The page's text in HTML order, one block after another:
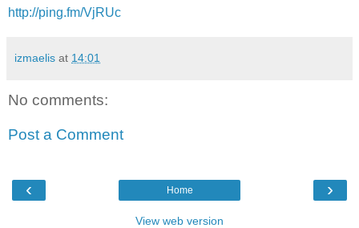
http://ping.fm/VjRUc
izmaelis at 14:01
No comments:
Post a Comment
‹ ›
Home
View web version